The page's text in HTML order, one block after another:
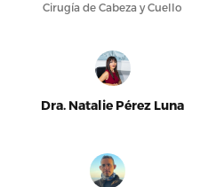
Cirugía de Cabeza y Cuello
Dra. Natalie Pérez Luna